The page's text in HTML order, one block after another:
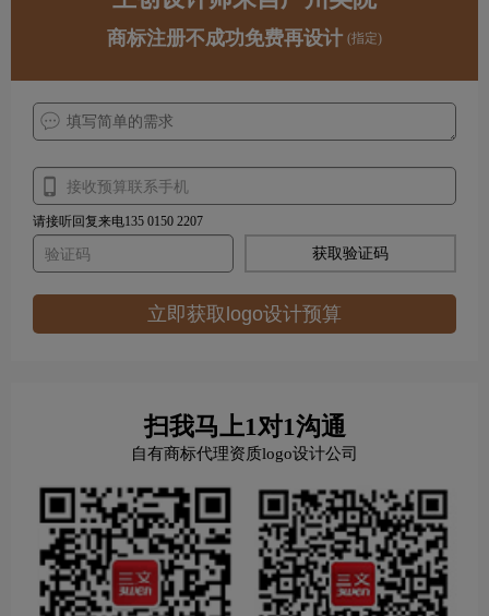
商标注册不成功免费再设计 (指定)
请接听回复来电135 0150 2207
获取验证码
立即获取logo设计预算
扫我马上1对1沟通
自有商标代理资质logo设计公司